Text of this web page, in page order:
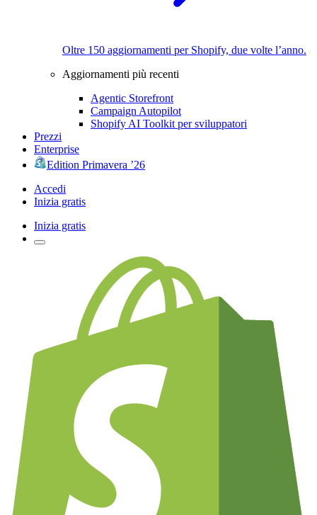
Oltre 150 aggiornamenti per Shopify, due volte l’anno.
Aggiornamenti più recenti
Agentic Storefront
Campaign Autopilot
Shopify AI Toolkit per sviluppatori
Prezzi
Enterprise
Edition Primavera ’26
Accedi
Inizia gratis
Inizia gratis